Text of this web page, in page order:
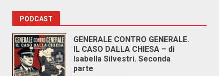
PODCAST
GENERALE CONTRO GENERALE.
IL CASO DALLA CHIESA – di
Isabella Silvestri. Seconda
parte